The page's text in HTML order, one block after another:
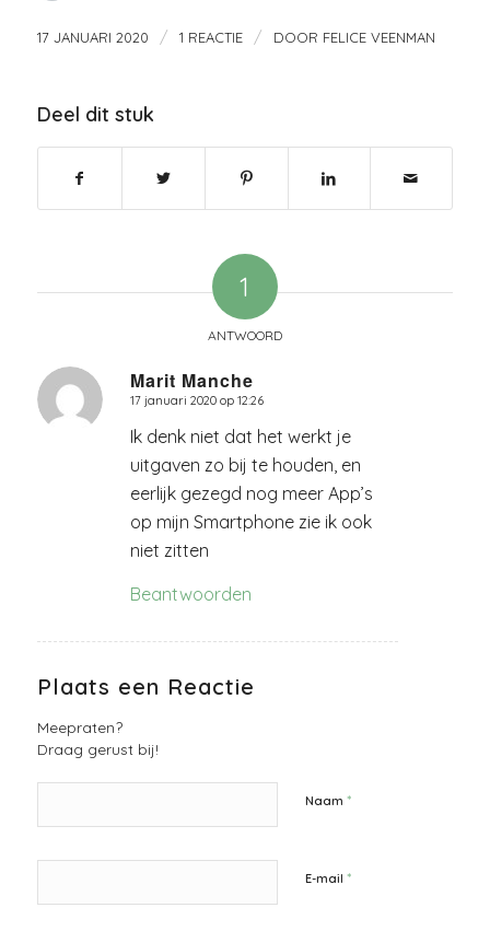
17 JANUARI 2020 / 1 REACTIE / DOOR FELICE VEENMAN
Deel dit stuk
1
ANTWOORD
Marit Manche
zegt:
17 januari 2020 op 12:26
Ik denk niet dat het werkt je
uitgaven zo bij te houden, en
eerlijk gezegd nog meer App’s
op mijn Smartphone zie ik ook
niet zitten
Beantwoorden
Plaats een Reactie
Meepraten?
Draag gerust bij!
Naam *
E-mail *